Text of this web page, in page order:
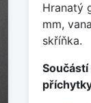
Hranatý
mm,
skříňka.